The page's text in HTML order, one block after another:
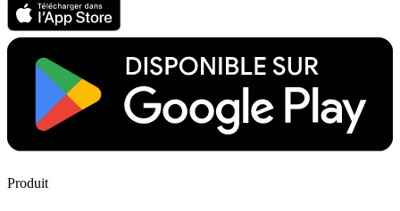
Produit